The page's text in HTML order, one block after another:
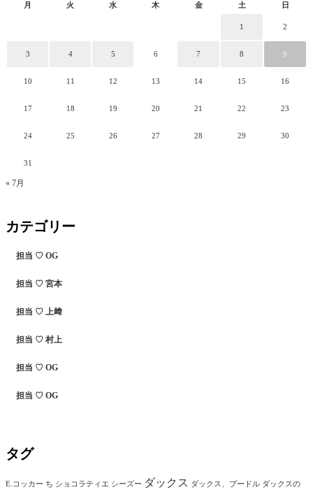
月 火 水 木 金 土 日
1 2
3 4 5 6 7 8 9
10 11 12 13 14 15 16
17 18 19 20 21 22 23
24 25 26 27 28 29 30
31
« 7月
カテゴリー
担当 ♡ OG
担当 ♡ 宮本
担当 ♡ 上﨑
担当 ♡ 村上
担当 ♡ OG
担当 ♡ OG
タグ
E.コッカー ち ショコラティエ シーズー ダックス ダックス、プードル ダックスの